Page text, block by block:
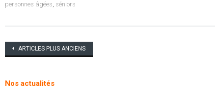
personnes âgées, séniors
Navigation
articles
ARTICLES PLUS ANCIENS
Nos actualités